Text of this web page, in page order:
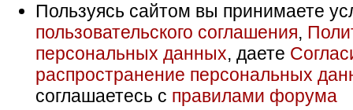
Пользуясь сайтом вы принимаете
пользовательского соглашения,
персональных данных, даете
распространение персональных
соглашаетесь с правилами форума